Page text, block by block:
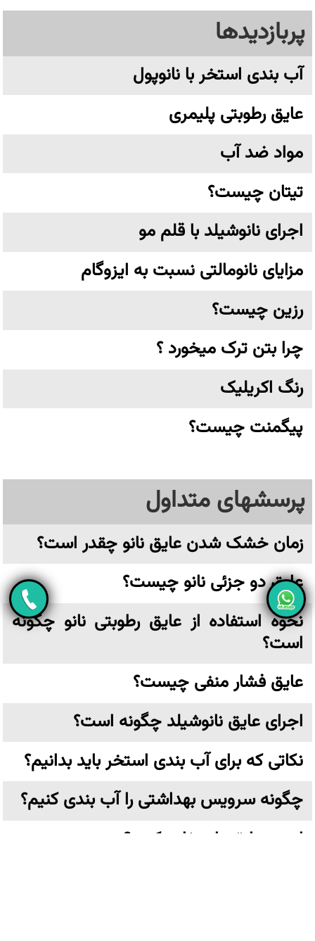
پربازدیدها
آب بندی استخر با نانوپول
عایق رطوبتی پلیمری
مواد ضد آب
تیتان چیست؟
اجرای نانوشیلد با قلم مو
مزایای نانومالتی نسبت به ایزوگام
رزین چیست؟
چرا بتن ترک میخورد ؟
رنگ اکریلیک
پیگمنت چیست؟
پرسشهای متداول
زمان خشک شدن عایق نانو چقدر است؟
عایق دو جزئی نانو چیست؟
نحوه استفاده از عایق رطوبتی نانو چگونه
است؟
عایق فشار منفی چیست؟
اجرای عایق نانوشیلد چگونه است؟
نکاتی که برای آب بندی استخر باید بدانیم؟
چگونه سرویس بهداشتی را آب بندی کنیم؟
از چه عایقی استفاده کنیم؟